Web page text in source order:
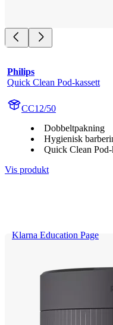
Philips
Quick Clean Pod-kassett
CC12/50
Dobbeltpakning
Hygienisk
Quick Clean
Vis produkt
Klarna Education Page